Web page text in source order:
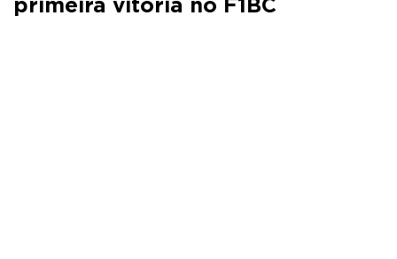
primeira vitória no F1BC